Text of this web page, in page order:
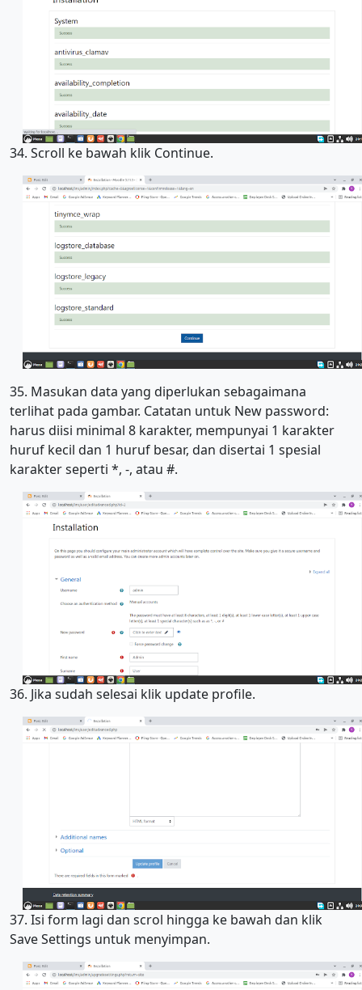
34. Scroll ke bawah klik Continue.
35. Masukan data yang diperlukan sebagaimana
terlihat pada gambar. Catatan untuk New password:
harus diisi minimal 8 karakter, mempunyai 1 karakter
huruf kecil dan 1 huruf besar, dan disertai 1 spesial
karakter seperti *, -, atau #.
36. Jika sudah selesai klik update profile.
37. Isi form lagi dan scrol hingga ke bawah dan klik
Save Settings untuk menyimpan.